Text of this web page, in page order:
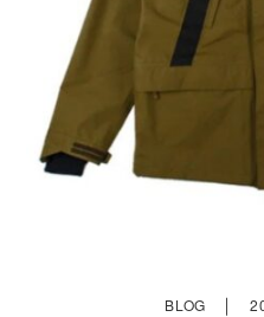
BLOG ｜